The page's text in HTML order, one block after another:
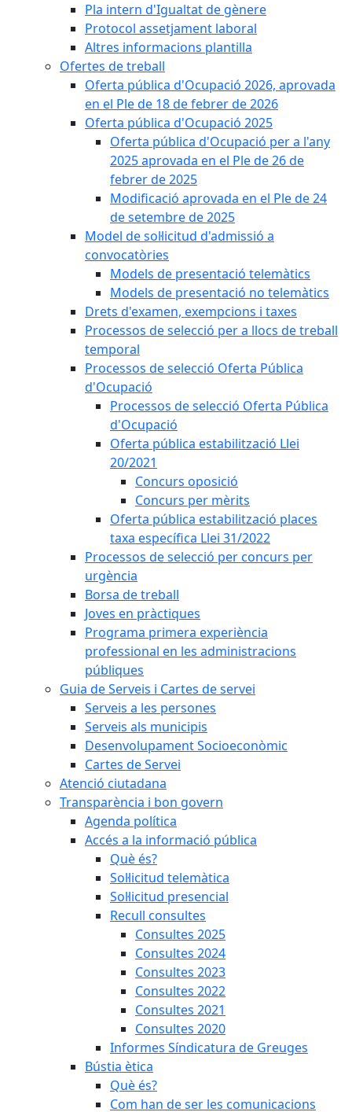
Pla intern d'Igualtat de gènere
Protocol assetjament laboral
Altres informacions plantilla
Ofertes de treball
Oferta pública d'Ocupació 2026, aprovada
en el Ple de 18 de febrer de 2026
Oferta pública d'Ocupació 2025
Oferta pública d'Ocupació per a l'any
2025 aprovada en el Ple de 26 de
febrer de 2025
Modificació aprovada en el Ple de 24
de setembre de 2025
Model de sol·licitud d'admissió a
convocatòries
Models de presentació telemàtics
Models de presentació no telemàtics
Drets d'examen, exempcions i taxes
Processos de selecció per a llocs de treball
temporal
Processos de selecció Oferta Pública
d'Ocupació
Processos de selecció Oferta Pública
d'Ocupació
Oferta pública estabilització Llei
20/2021
Concurs oposició
Concurs per mèrits
Oferta pública estabilització places
taxa específica Llei 31/2022
Processos de selecció per concurs per
urgència
Borsa de treball
Joves en pràctiques
Programa primera experiència
professional en les administracions
públiques
Guia de Serveis i Cartes de servei
Serveis a les persones
Serveis als municipis
Desenvolupament Socioeconòmic
Cartes de Servei
Atenció ciutadana
Transparència i bon govern
Agenda política
Accés a la informació pública
Què és?
Sol·licitud telemàtica
Sol·licitud presencial
Recull consultes
Consultes 2025
Consultes 2024
Consultes 2023
Consultes 2022
Consultes 2021
Consultes 2020
Informes Síndicatura de Greuges
Bústia ètica
Què és?
Com han de ser les comunicacions